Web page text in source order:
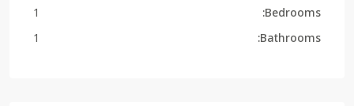
Bedrooms:
1
Bathrooms:
1